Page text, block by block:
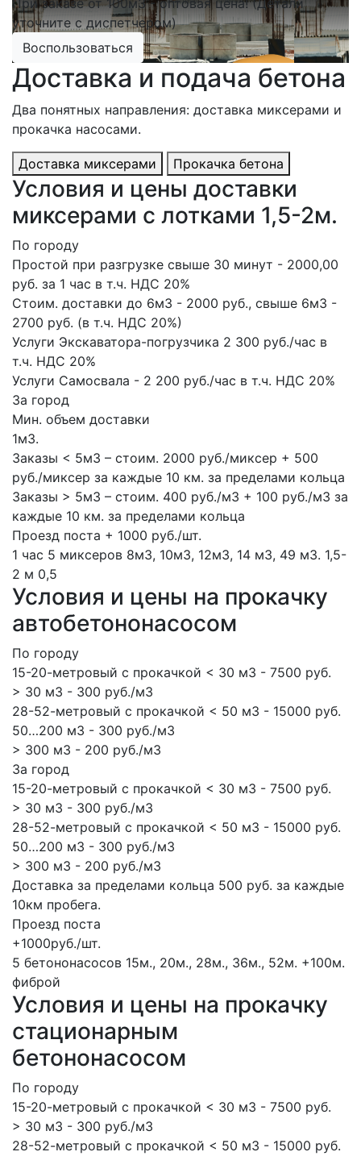
При заказе от 100м3 - оптовая цена! (Детали
уточните с диспетчером)
Воспользоваться
Доставка и подача бетона
Два понятных направления: доставка миксерами и
прокачка насосами.
Доставка миксерами Прокачка бетона
Условия и цены доставки
миксерами с лотками 1,5-2м.
По городу
Простой при разгрузке свыше 30 минут - 2000,00
руб. за 1 час в т.ч. НДС 20%
Стоим. доставки до 6м3 - 2000 руб., свыше 6м3 -
2700 руб. (в т.ч. НДС 20%)
Услуги Экскаватора-погрузчика 2 300 руб./час в
т.ч. НДС 20%
Услуги Самосвала - 2 200 руб./час в т.ч. НДС 20%
За город
Мин. объем доставки
1м3.
Заказы < 5м3 – стоим. 2000 руб./миксер + 500
руб./миксер за каждые 10 км. за пределами кольца
Заказы > 5м3 – стоим. 400 руб./м3 + 100 руб./м3 за
каждые 10 км. за пределами кольца
Проезд поста + 1000 руб./шт.
1 час 5 миксеров 8м3, 10м3, 12м3, 14 м3, 49 м3. 1,5-
2 м 0,5
Условия и цены на прокачку
автобетононасосом
По городу
15-20-метровый с прокачкой < 30 м3 - 7500 руб.
> 30 м3 - 300 руб./м3
28-52-метровый с прокачкой < 50 м3 - 15000 руб.
50…200 м3 - 300 руб./м3
> 300 м3 - 200 руб./м3
За город
15-20-метровый с прокачкой < 30 м3 - 7500 руб.
> 30 м3 - 300 руб./м3
28-52-метровый с прокачкой < 50 м3 - 15000 руб.
50…200 м3 - 300 руб./м3
> 300 м3 - 200 руб./м3
Доставка за пределами кольца 500 руб. за каждые
10км пробега.
Проезд поста
+1000руб./шт.
5 бетононасосов 15м., 20м., 28м., 36м., 52м. +100м.
фиброй
Условия и цены на прокачку
стационарным
бетононасосом
По городу
15-20-метровый с прокачкой < 30 м3 - 7500 руб.
> 30 м3 - 300 руб./м3
28-52-метровый с прокачкой < 50 м3 - 15000 руб.